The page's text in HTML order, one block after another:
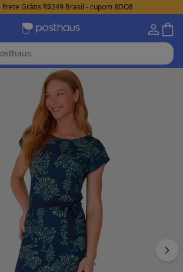
Frete Grátis R$249 Brasil - cupom 8DO8